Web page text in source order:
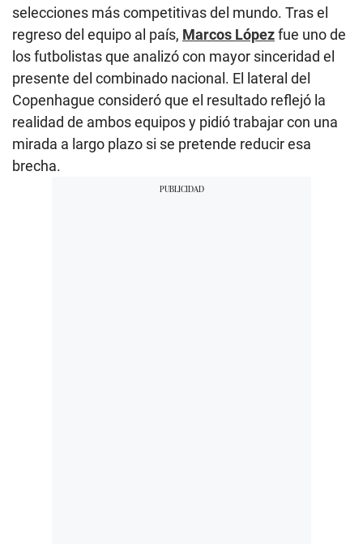
selecciones más competitivas del mundo. Tras el
regreso del equipo al país, Marcos Lópezfue uno de
los futbolistas que analizó con mayor sinceridad el
presente del combinado nacional. El lateral del
Copenhague consideró que el resultado reflejó la
realidad de ambos equipos y pidió trabajar con una
mirada a largo plazo si se pretende reducir esa
brecha.